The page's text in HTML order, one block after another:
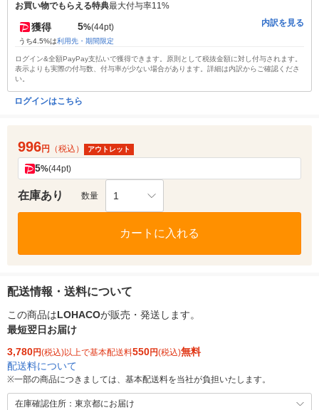
お買い物でもらえる特典最大付与率11%
獲得 5%(44pt)
うち4.5%は利用先・期間限定
内訳を見る
ログイン&全額PayPay支払いで獲得できます。原則として税抜金額に対し付与されます。
表示よりも実際の付与数、付与率が少ない場合があります。詳細は内訳からご確認くださ
い。
ログインはこちら
996円 （税込） アウトレット
5%(44pt)
在庫あり 数量 1
カートに入れる
配送情報・送料について
この商品はLOHACOが販売・発送します。
最短翌日お届け
3,780円(税込)以上で基本配送料550円(税込)無料
配送料について
※一部の商品につきましては、基本配送料を当社が負担いたします。
在庫確認住所：東京都にお届け